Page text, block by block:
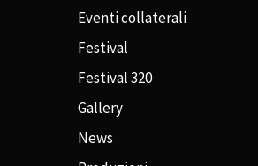
Eventi collaterali
Festival
Festival 320
Gallery
News